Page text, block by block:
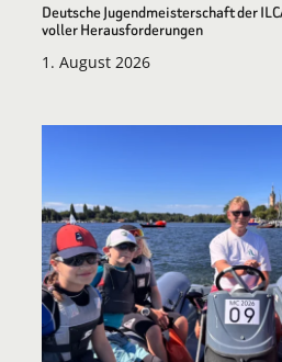
Deutsche Jugendmeisterschaft der
voller Herausforderungen
1. August 2026